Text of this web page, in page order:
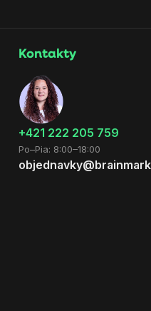
Kontakty
+421 222 205 759
Po–Pia: 8:00–18:00